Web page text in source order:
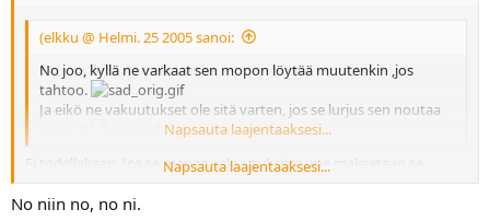
(elkku @ Helmi. 25 2005 sanoi:
No joo, kyllä ne varkaat sen mopon löytää muutenkin ,jos
tahtoo.
Ja eikö ne vakuutukset ole sitä varten, jos se lurjus sen noutaa
Napsauta laajentaaksesi...
Ei todellakaan. Jos se menee vakuutuksista, me maksetaan se.
Vakuutusyhtiöt ei maksa MITÄÄN!
Napsauta laajentaaksesi...
No niin no, no ni.